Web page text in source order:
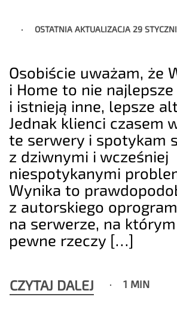
OSTATNIA AKTUALIZACJA 29
Osobiście uważam, że
i Home to nie najlepsze
i istnieją inne, lepsze
Jednak klienci czasem
te serwery i spotykam
z dziwnymi i wcześniej
niespotykanymi
Wynika to
z autorskiego
na serwerze, na
pewne rzeczy […]
CZYTAJ DALEJ 1 MIN